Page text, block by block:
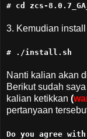
# cd zcs-
3. Kemudian
# ./install.sh
Nanti kalian akan
Berikut sudah
kalian ketikkan (
pertanyaan
Do you agree